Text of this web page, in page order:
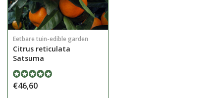
Eetbare tuin-edible garden
Citrus reticulata
Satsuma
€46,60